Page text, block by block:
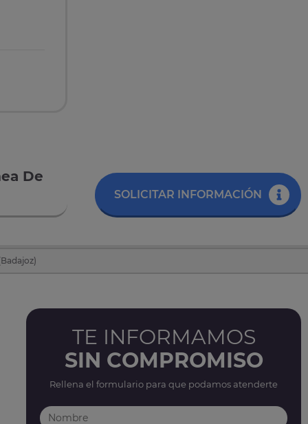
De
SOLICITAR INFORMACIÓN
TE INFORMAMOS
SIN COMPROMISO
Rellena el formulario para que podamos atenderte